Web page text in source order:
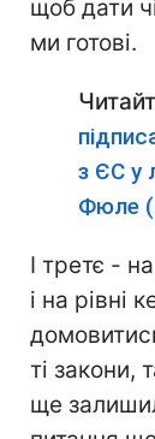
щоб дати
ми готові.
з ЄС у
Фюле
І третє -
і на рівні
ті закони,
ще